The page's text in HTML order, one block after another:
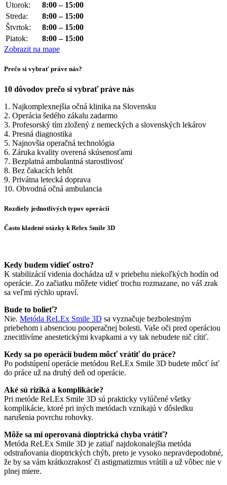
Utorok:
8:00 – 15:00
Streda:
8:00 – 15:00
Štvrtok:
8:00 – 15:00
Piatok:
8:00 – 15:00
Zobrazit na mape
Prečo si vybrať práve nás?
10 dôvodov prečo si vybrať práve nás
1. Najkomplexnejšia očná klinika na Slovensku
2. Operácia šedého zákalu zadarmo
3. Profesorský tím zložený z nemeckých a slovenských lekárov
4. Presná diagnostika
5. Najnovšia operačná technológia
6. Záruka kvality overená skúsenosťami
7. Bezplatná ambulantná starostlivosť
8. Bez čakacích lehôt
9. Privátna letecká doprava
10. Obvodná očná ambulancia
Rozdiely jednotlivých typov operácií
Často kladené otázky k Relex Smile 3D
Kedy budem vidieť ostro?
K stabilizácií videnia dochádza už v priebehu niekoľkých hodín od
operácie. Zo začiatku môžete vidieť trochu rozmazane, no váš zrak
sa veľmi rýchlo upraví.
Bude to bolieť?
Nie. Metóda ReLEx Smile 3D sa vyznačuje bezbolestným
priebehom i absenciou pooperačnej bolesti. Vaše oči pred operáciou
znecitlivíme anestetickými kvapkami a vy tak nebudete nič cítiť.
Kedy sa po operácií budem môcť vrátiť do práce?
Po podstúpení operácie metódou ReLEx Smile 3D budete môcť ísť
do práce už na druhý deň od operácie.
Aké sú riziká a komplikácie?
Pri metóde ReLEx Smile 3D sú prakticky vylúčené všetky
komplikácie, ktoré pri iných metódach vznikajú v dôsledku
narušenia povrchu rohovky.
Môže sa mi operovaná dioptrická chyba vrátiť?
Metóda ReLEx Smile 3D je zatiaľ najdokonalejšia metóda
odstraňovania dioptrických chýb, preto je vysoko nepravdepodobné,
že by sa vám krátkozrakosť či astigmatizmus vrátili a už vôbec nie v
plnej miere.